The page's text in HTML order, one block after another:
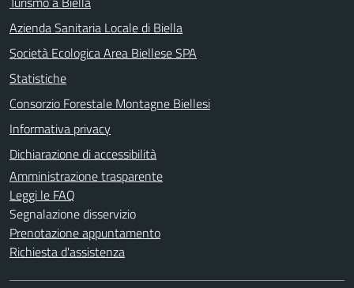
Azienda Sanitaria Locale di Biella
Società Ecologica Area Biellese SPA
Statistiche
Consorzio Forestale Montagne Biellesi
Informativa privacy
Dichiarazione di accessibilità
Amministrazione trasparente
Leggi le FAQ
Segnalazione disservizio
Prenotazione appuntamento
Richiesta d'assistenza